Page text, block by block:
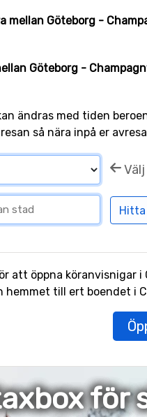
Göteborg -
Göteborg -
ändras med tiden
så nära inpå er
Välj
att öppna
till ert boendet i
för